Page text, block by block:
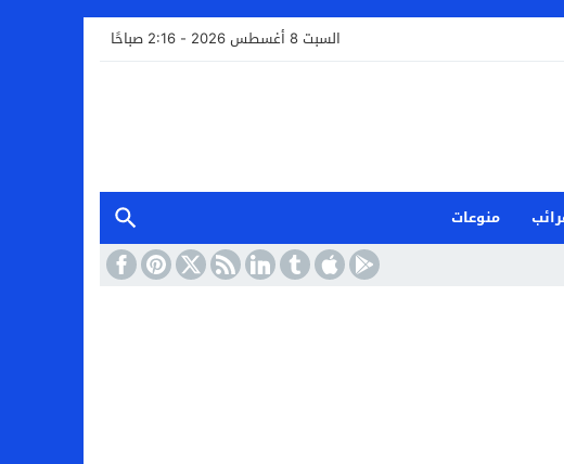
السبت 8 أغسطس 2026 - 2:16 صباحًا
منوعات